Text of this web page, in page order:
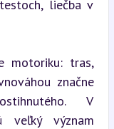
liečba v
motoriku: tras,
značne
V
veľký význam